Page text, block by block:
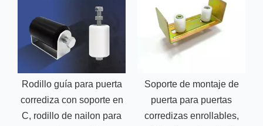
Rodillo guía para puerta
corrediza con soporte en
C, rodillo de nailon para
Soporte de montaje de
puerta para puertas
corredizas enrollables,